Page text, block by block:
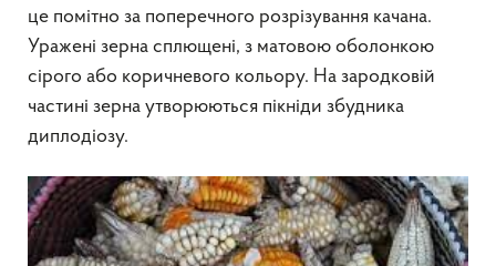
це помітно за поперечного розрізування качана.
Уражені зерна сплющені, з матовою оболонкою
сірого або коричневого кольору. На зародковій
частині зерна утворюються пікніди збудника
диплодіозу.